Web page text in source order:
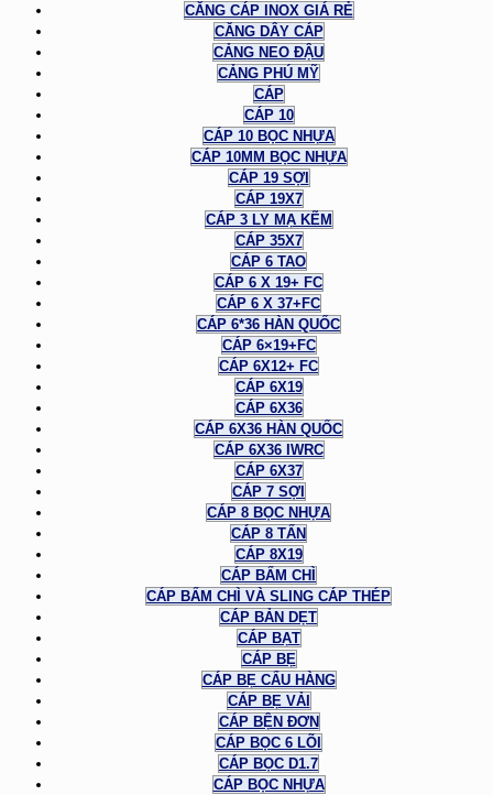
CĂNG CÁP INOX GIÁ RẺ
CĂNG DÂY CÁP
CẢNG NEO ĐẬU
CẢNG PHÚ MỸ
CÁP
CÁP 10
CÁP 10 BỌC NHỰA
CÁP 10MM BỌC NHỰA
CÁP 19 SỢI
CÁP 19X7
CÁP 3 LY MẠ KẼM
CÁP 35X7
CÁP 6 TAO
CÁP 6 X 19+ FC
CÁP 6 X 37+FC
CÁP 6*36 HÀN QUỐC
CÁP 6×19+FC
CÁP 6X12+ FC
CÁP 6X19
CÁP 6X36
CÁP 6X36 HÀN QUỐC
CÁP 6X36 IWRC
CÁP 6X37
CÁP 7 SỢI
CÁP 8 BỌC NHỰA
CÁP 8 TẤN
CÁP 8X19
CÁP BẤM CHÌ
CÁP BẤM CHÌ VÀ SLING CÁP THÉP
CÁP BẢN DẸT
CÁP BẠT
CÁP BẸ
CÁP BẸ CẨU HÀNG
CÁP BẸ VẢI
CÁP BỆN ĐƠN
CÁP BỌC 6 LÕI
CÁP BỌC D1.7
CÁP BỌC NHỰA